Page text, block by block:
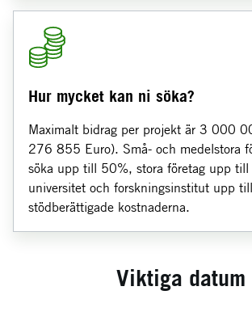
Hur mycket kan ni söka?
Maximalt bidrag per projekt är 3 000
276 855 Euro). Små- och medelstora
söka upp till 50%, stora företag upp
universitet och forskningsinstitut upp
stödberättigade kostnaderna.
Viktiga datum